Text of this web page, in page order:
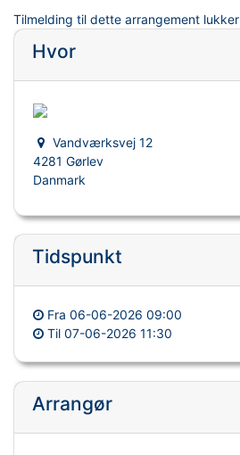
Tilmelding til dette arrangement lukker
Hvor
Vandværksvej 12
4281 Gørlev
Danmark
Tidspunkt
Fra 06-06-2026 09:00
Til 07-06-2026 11:30
Arrangør